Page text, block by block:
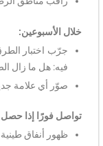
خلال الأسبوعين:
جرّب اختبار
فيه: هل ما زال
صوّر أي علامة
تواصل فورًا إذا حصل
ظهور أنفاق